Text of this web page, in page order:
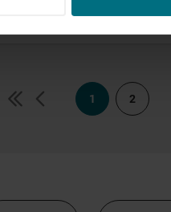
Mülheim
1 2